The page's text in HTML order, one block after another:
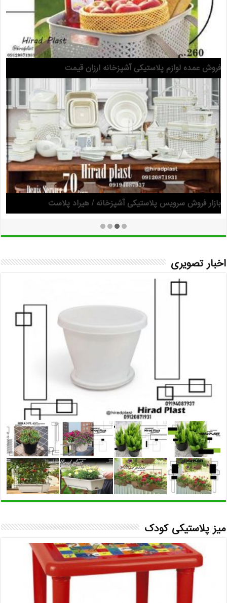
فروش عمده لوازم پلاستیکی آشپزخانه ارزان قیمت
بازار فروش سرویس پلاستیکی آشپزخانه / هیراد پلاست
اخبار تصویری
میز پلاستیکی کودک